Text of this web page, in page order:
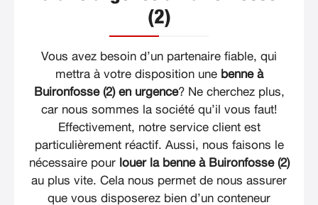
(2)
Vous avez besoin d’un partenaire fiable, qui
mettra à votre disposition une benne à
Buironfosse (2) en urgence? Ne cherchez plus,
car nous sommes la société qu’il vous faut!
Effectivement, notre service client est
particulièrement réactif. Aussi, nous faisons le
nécessaire pour louer la benne à Buironfosse (2)
au plus vite. Cela nous permet de nous assurer
que vous disposerez bien d’un conteneur